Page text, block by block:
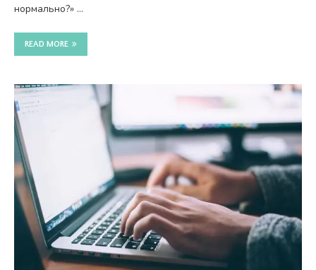
нормально?» …
READ MORE